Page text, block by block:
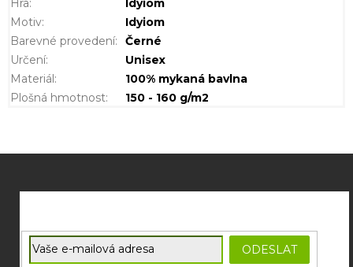
Hra:
Idyiom
Motiv:
Idyiom
Barevné provedení:
Černé
Určení:
Unisex
Materiál:
100% mykaná bavlna
Plošná hmotnost: 150 - 160 g/m2
E-mail
ODESLAT